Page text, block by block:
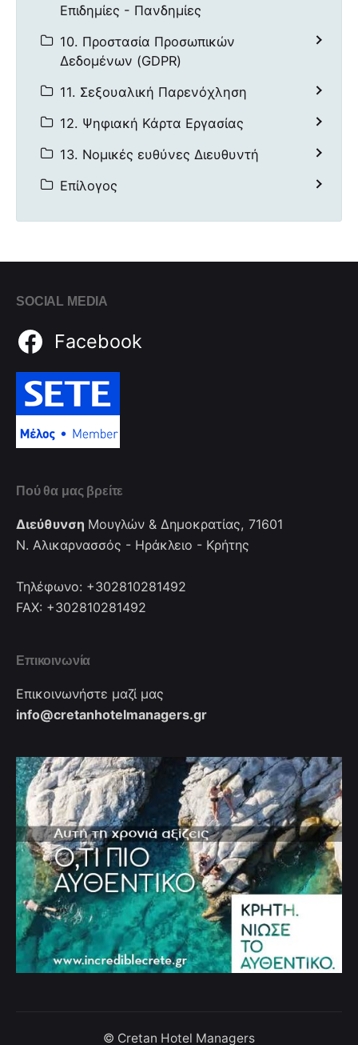
Επιδημίες - Πανδημίες
10. Προστασία Προσωπικών
Δεδομένων (GDPR)
11. Σεξουαλική Παρενόχληση
12. Ψηφιακή Κάρτα Εργασίας
13. Νομικές ευθύνες Διευθυντή
Επίλογος
SOCIAL MEDIA
Facebook
Πού θα μας βρείτε
Διεύθυνση Μουγλών & Δημοκρατίας, 71601
Ν. Αλικαρνασσός - Ηράκλειο - Κρήτης
Τηλέφωνο: +302810281492
FAX: +302810281492
Επικοινωνία
Επικοινωνήστε μαζί μας
info@cretanhotelmanagers.gr
© Cretan Hotel Managers